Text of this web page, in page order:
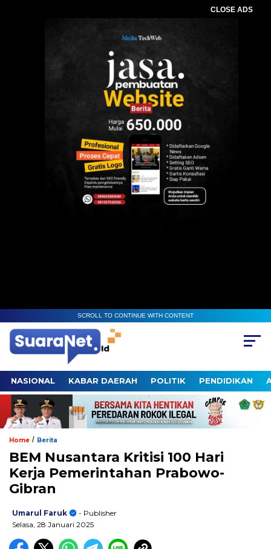
CLOSE ADS
SCROLL TO CONTINUE WITH CONTENT
NASIONAL KABAR DAERAH POLITIK PENDIDIKAN
Home / Berita
BEM Nusantara Kritisi 100 Hari
Kerja Pemerintahan Prabowo-
Gibran
Umarul Faruk
- Publisher
Selasa, 28 Januari 2025